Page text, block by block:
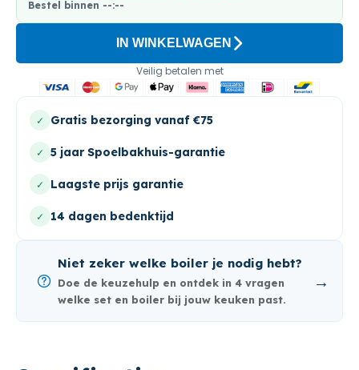
Bestel binnen --:--
IN WINKELWAGEN
Veilig betalen met
✓ Gratis bezorging vanaf €75
✓ 5 jaar Spoelbakhuis-garantie
✓ Laagste prijs garantie
✓ 14 dagen bedenktijd
Niet zeker welke boiler je nodig hebt?
Doe de keuzehulp en ontdek in 4 vragen
welke set en boiler bij jouw keuken past.
→